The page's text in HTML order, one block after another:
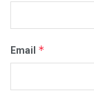
Email *